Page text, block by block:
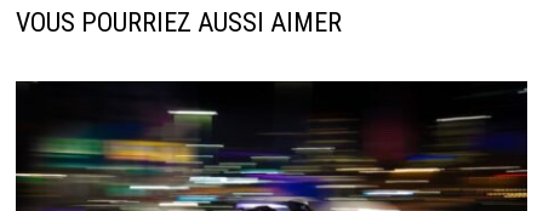
VOUS POURRIEZ AUSSI AIMER